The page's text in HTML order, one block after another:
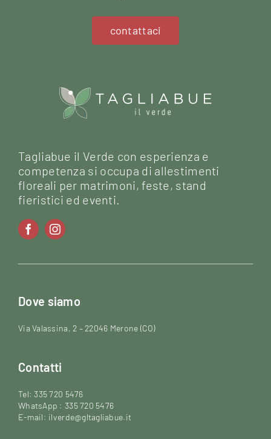
contattaci
Tagliabue il Verde con esperienza e
competenza si occupa di allestimenti
floreali per matrimoni, feste, stand
fieristici ed eventi.
Dove siamo
Via Valassina, 2 – 22046 Merone (CO)
Contatti
Tel: 335 720 5476
WhatsApp : 335 720 5476
E-mail: ilverde@gltagliabue.it